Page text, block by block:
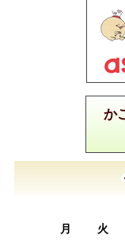
か
月
火